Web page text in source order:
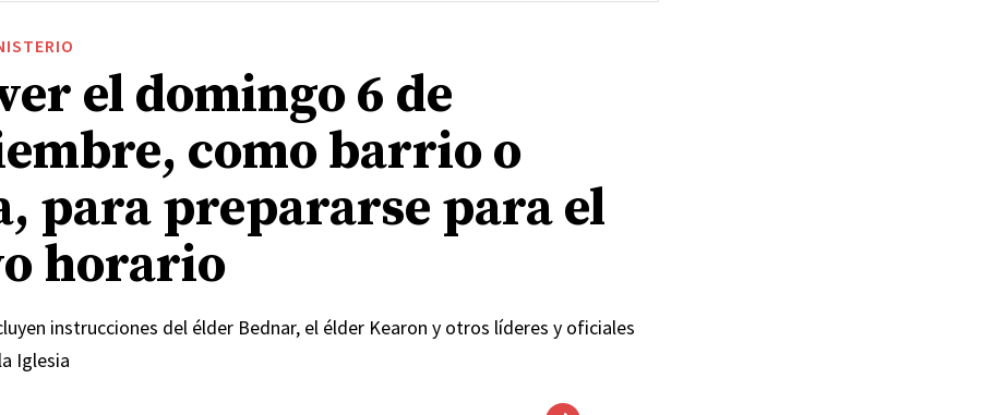
el domingo 6 de
como barrio o
para prepararse para el
horario
instrucciones del élder Bednar, el élder Kearon y otros líderes y oficiales
Iglesia